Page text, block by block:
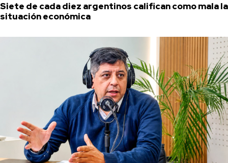
Siete de cada diez argentinos califican como mala la
situación económica